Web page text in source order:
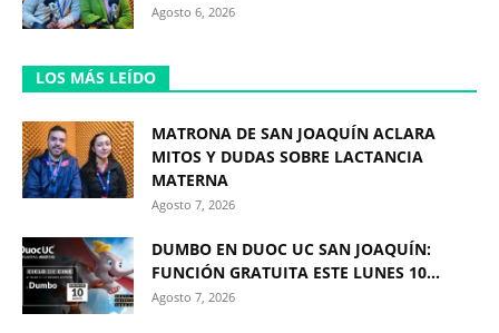
Agosto 6, 2026
LOS MÁS LEÍDO
MATRONA DE SAN JOAQUÍN ACLARA
MITOS Y DUDAS SOBRE LACTANCIA
MATERNA
Agosto 7, 2026
DUMBO EN DUOC UC SAN JOAQUÍN:
FUNCIÓN GRATUITA ESTE LUNES 10...
Agosto 7, 2026